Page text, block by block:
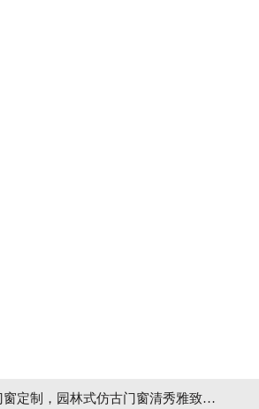
定制，园林式仿古门窗清秀雅致